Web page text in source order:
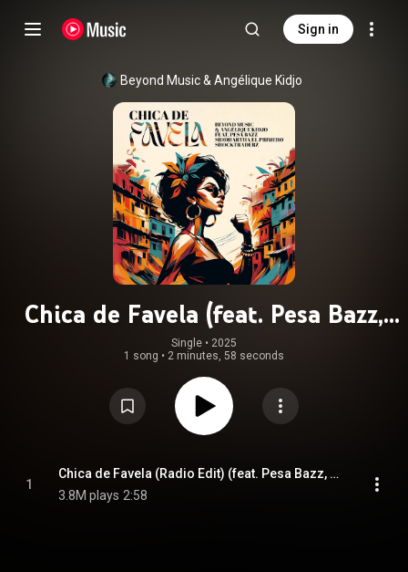
Sign in
Beyond Music & Angélique Kidjo
Chica de Favela (feat. Pesa Bazz,
Siddhartha El Primero &
Shocktraderz)
Single • 2025
1 song • 2 minutes, 58 seconds
1
Chica de Favela (Radio Edit) (feat. Pesa Bazz, Siddhartha El Primero & Shocktraderz)
3.8M plays 2:58